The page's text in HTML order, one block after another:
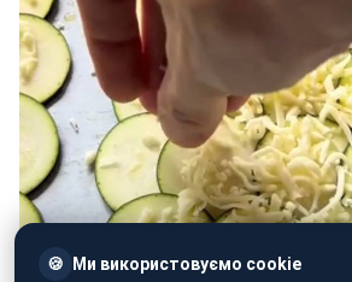
🍪 Ми використовуємо cookie